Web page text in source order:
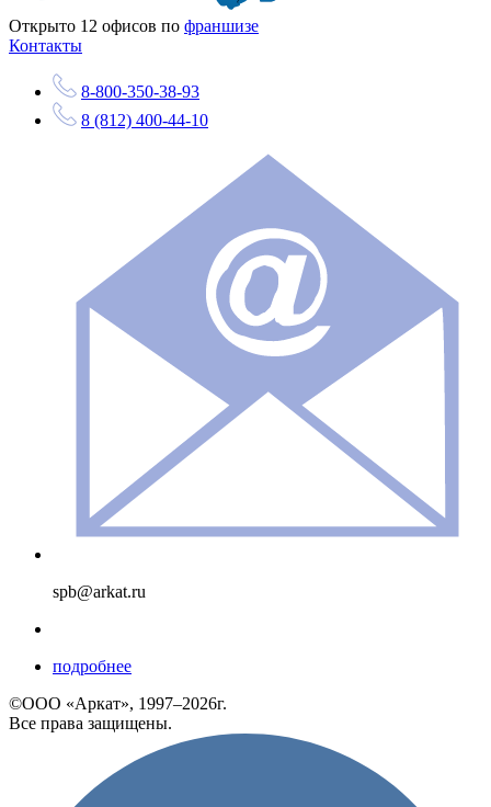
Открыто 12 офисов по франшизе
Контакты
8-800-350-38-93
8 (812) 400-44-10
spb@arkat.ru
подробнее
©ООО «Аркат», 1997–2026г.
Все права защищены.